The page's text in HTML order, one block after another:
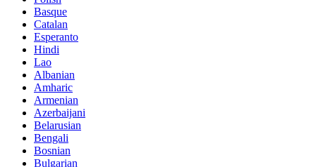
Basque
Catalan
Esperanto
Hindi
Lao
Albanian
Amharic
Armenian
Azerbaijani
Belarusian
Bengali
Bosnian
Bulgarian